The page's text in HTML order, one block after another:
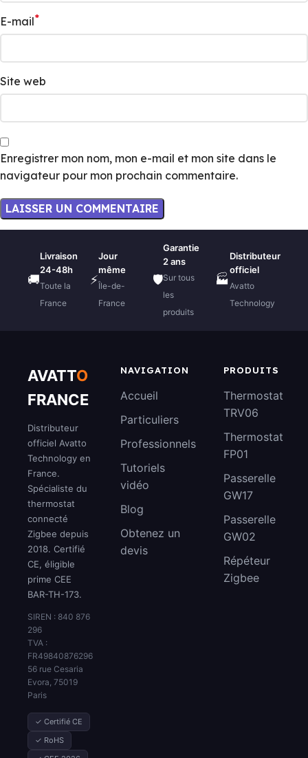
E-mail*
Site web
Enregistrer mon nom, mon e-mail et mon site dans le
navigateur pour mon prochain commentaire.
🚚
Livraison
24-48h
Toute la
France
⚡
Jour
même
Île-de-
France
🛡️
Garantie
2 ans
Sur tous
les
produits
🏭
Distributeur
officiel
Avatto
Technology
AVATTO
FRANCE
Distributeur
officiel Avatto
Technology en
France.
Spécialiste du
thermostat
connecté
Zigbee depuis
2018. Certifié
CE, éligible
prime CEE
BAR-TH-173.
SIREN : 840 876
296
TVA :
FR49840876296
56 rue Cesaria
Evora, 75019
Paris
✓ Certifié CE
✓ RoHS
NAVIGATION
Accueil
Particuliers
Professionnels
Tutoriels
vidéo
Blog
Obtenez un
devis
PRODUITS
Thermostat
TRV06
Thermostat
FP01
Passerelle
GW17
Passerelle
GW02
Répéteur
Zigbee